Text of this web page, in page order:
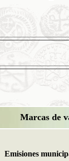
Marcas de
Emisiones